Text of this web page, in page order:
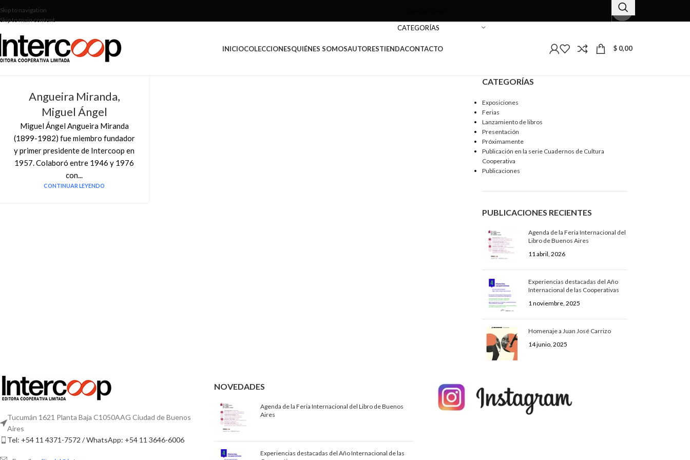
Skip to navigation
Skip to main content
CATEGORÍAS
INICIOCOLECCIONESQUIÉNES SOMOSAUTORESTIENDACONTACTO $ 0,00
Angueira Miranda,
Miguel Ángel
Miguel Ángel Angueira Miranda
(1899-1982) fue miembro fundador
y primer presidente de Intercoop en
1957. Colaboró entre 1946 y 1976
con...
CONTINUAR LEYENDO
CATEGORÍAS
Exposiciones
Ferias
Lanzamiento de libros
Presentación
Próximamente
Publicación en la serie Cuadernos de Cultura
Cooperativa
Publicaciones
PUBLICACIONES RECIENTES
Agenda de la Feria Internacional del
Libro de Buenos Aires
11 abril, 2026
Experiencias destacadas del Año
Internacional de las Cooperativas
1 noviembre, 2025
Homenaje a Juan José Carrizo
14 junio, 2025
Tucumán 1621 Planta Baja C1050AAG Ciudad de Buenos
Aires
Tel: +54 11 4371-7572 / WhatsApp: +54 11 3646-6006
NOVEDADES
Agenda de la Feria Internacional del Libro de Buenos
Aires
Experiencias destacadas del Año Internacional de las